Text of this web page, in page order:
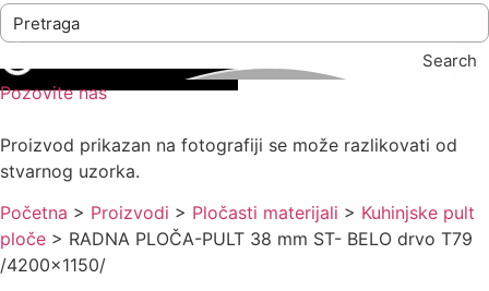
Search
Pozovite nas
Proizvod prikazan na fotografiji se može razlikovati od
stvarnog uzorka.
Početna > Proizvodi > Pločasti materijali > Kuhinjske pult
ploče > RADNA PLOČA-PULT 38 mm ST- BELO drvo T79
/4200×1150/